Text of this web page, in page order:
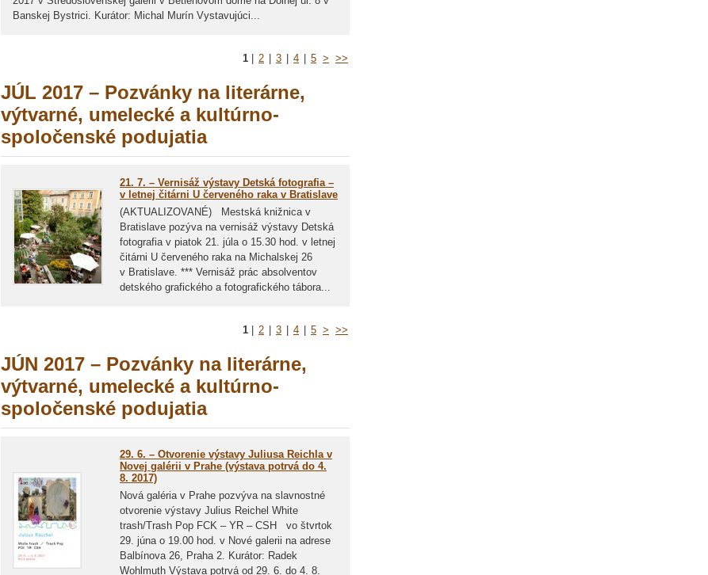
Banskej Bystrici. Kurátor: Michal Murín Vystavujúci...
1 2 3 4 5 > >>
JÚL 2017 – Pozvánky na literárne,
výtvarné, umelecké a kultúrno-
spoločenské podujatia
21. 7. – Vernisáž výstavy Detská fotografia –
v letnej čitárni U červeného raka v Bratislave
(AKTUALIZOVANÉ) Mestská knižnica v
Bratislave pozýva na vernisáž výstavy Detská
fotografia v piatok 21. júla o 15.30 hod. v letnej
čitárni U červeného raka na Michalskej 26
v Bratislave. *** Vernisáž prác absolventov
detského grafického a fotografického tábora...
1 2 3 4 5 > >>
JÚN 2017 – Pozvánky na literárne,
výtvarné, umelecké a kultúrno-
spoločenské podujatia
29. 6. – Otvorenie výstavy Juliusa Reichla v
Novej galérii v Prahe (výstava potrvá do 4.
8. 2017)
Nová galéria v Prahe pozvýva na slavnostné
otvorenie výstavy Julius Reichel White
trash/Trash Pop FCK – YR – CSH vo štvrtok
29. júna o 19.00 hod. v Nové galerii na adrese
Balbínova 26, Praha 2. Kurátor: Radek
Wohlmuth Výstava potrvá od 29. 6. do 4. 8.